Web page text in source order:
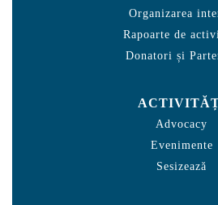
Organizarea
Rapoarte de
Donatori și
Advocacy
Evenimente
Sesizează